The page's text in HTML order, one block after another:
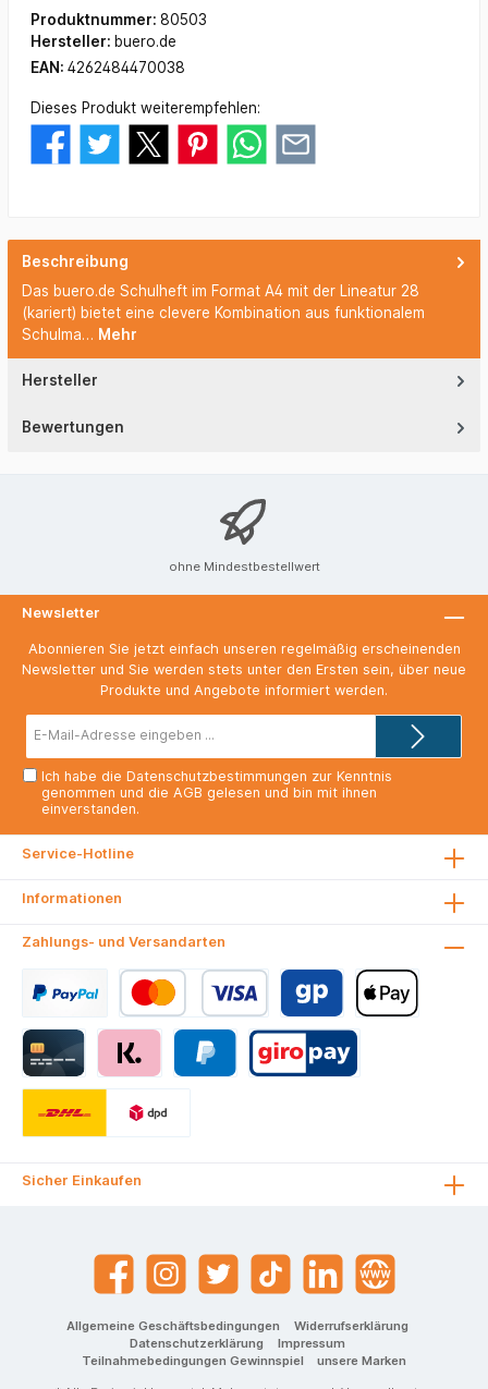
Produktnummer: 80503
Hersteller: buero.de
EAN: 4262484470038
Dieses Produkt weiterempfehlen:
Beschreibung
Das buero.de Schulheft im Format A4 mit der Lineatur 28
(kariert) bietet eine clevere Kombination aus funktionalem
Schulma… Mehr
Hersteller
Bewertungen
ohne Mindestbestellwert
Newsletter
Abonnieren Sie jetzt einfach unseren regelmäßig erscheinenden
Newsletter und Sie werden stets unter den Ersten sein, über neue
Produkte und Angebote informiert werden.
Mail-
Ich habe die Datenschutzbestimmungen zur Kenntnis
genommen und die AGB gelesen und bin mit ihnen
einverstanden.
Service-Hotline
Informationen
Zahlungs- und Versandarten
Sicher Einkaufen
Allgemeine Geschäftsbedingungen
Widerrufserklärung
Datenschutzerklärung
Impressum
Teilnahmebedingungen Gewinnspiel
unsere Marken